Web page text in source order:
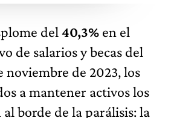
de salarios y becas del
noviembre de 2023, los
a mantener activos los
borde de la parálisis: la